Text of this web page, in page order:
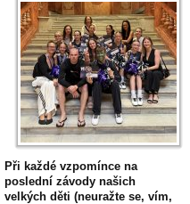
Při každé vzpomínce na
poslední závody našich
velkých děti (neuražte se, vím,